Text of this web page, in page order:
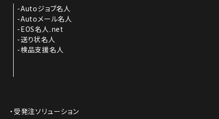
Autoジョブ名人
Autoメール名人
EOS名人.net
送り状名人
検品支援名人
受発注ソリューション